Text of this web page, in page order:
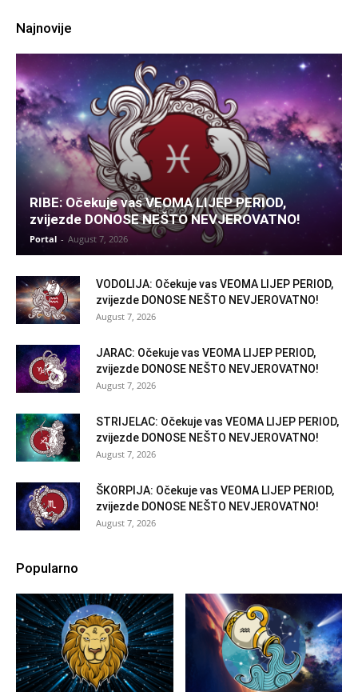
Najnovije
RIBE: Očekuje vas VEOMA LIJEP PERIOD,
zvijezde DONOSE NEŠTO NEVJEROVATNO!
Portal - August 7, 2026
VODOLIJA: Očekuje vas VEOMA LIJEP PERIOD,
zvijezde DONOSE NEŠTO NEVJEROVATNO!
August 7, 2026
JARAC: Očekuje vas VEOMA LIJEP PERIOD,
zvijezde DONOSE NEŠTO NEVJEROVATNO!
August 7, 2026
STRIJELAC: Očekuje vas VEOMA LIJEP PERIOD,
zvijezde DONOSE NEŠTO NEVJEROVATNO!
August 7, 2026
ŠKORPIJA: Očekuje vas VEOMA LIJEP PERIOD,
zvijezde DONOSE NEŠTO NEVJEROVATNO!
August 7, 2026
Popularno